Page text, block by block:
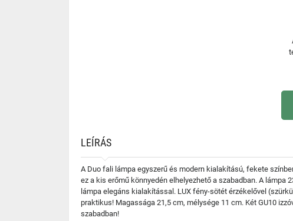
LEÍRÁS
A Duo fali lámpa egyszerű és modern kialakítású, fekete
ez a kis erőmű könnyedén elhelyezhető a szabadban. A
lámpa elegáns kialakítással. LUX fény-sötét érzékelővel
praktikus! Magassága 21,5 cm, mélysége 11 cm. Két GU10
szabadban!